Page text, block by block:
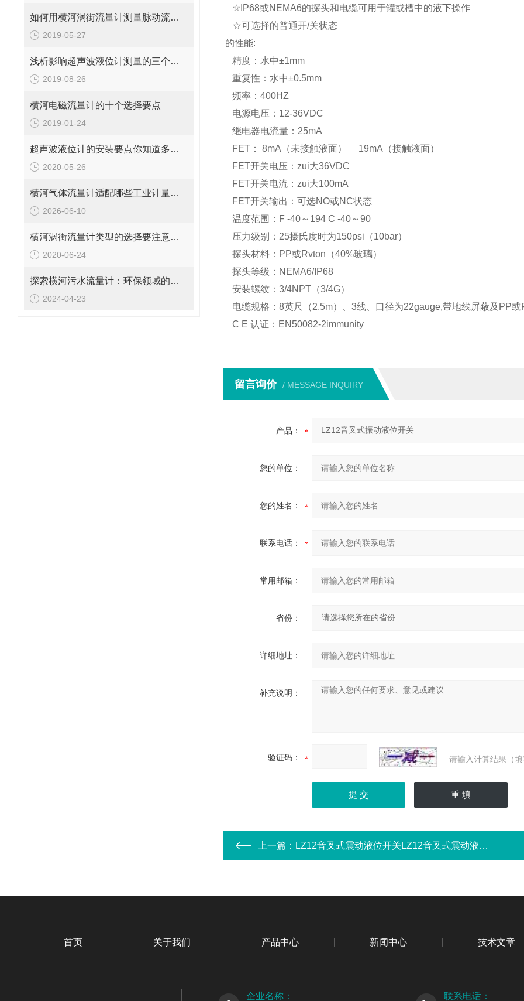
如何用横河涡街流量计测量脉动流流量呢？
2019-05-27
浅析影响超声波液位计测量的三个因素
2019-08-26
横河电磁流量计的十个选择要点
2019-01-24
超声波液位计的安装要点你知道多少？
2020-05-26
横河气体流量计适配哪些工业计量场景？
2026-06-10
横河涡街流量计类型的选择要注意以下几点
2020-06-24
探索横河污水流量计：环保领域的智能设备
2024-04-23
☆ IP68或NEMA6的探头和电缆可用于罐或槽中的液下操作
☆可选择的普通开/关状态
的性能:
精度：水中±1mm
重复性：水中±0.5mm
频率： 400HZ
电源电压： 12-36VDC
继电器电流量： 25mA
FET ： 8mA （未接触液面） 19mA （接触液面）
FET开关电压：zui大36VDC
FET开关电流：zui大100mA
FET开关输出：可选NO或NC状态
温度范围： F -40～ 194 C -40～90
压力级别： 25摄氏度时为150psi （10bar）
探头材料： PP或Rvton（40%玻璃）
探头等级： NEMA6/IP68
安装螺纹： 3/4NPT （3/4G）
电缆规格： 8英尺（2.5m）、 3线、口径为22gauge,带地线屏蔽及 PP或
C E 认证： EN50082-2immunity
留言询价 / MESSAGE INQUIRY
产品：
您的单位：
您的姓名：
联系电话：
常用邮箱：
省份：
详细地址：
补充说明：
验证码： 请输入计算结果（
上一篇： LZ12音叉式震动液位开关LZ12音叉式震动液位开关
首页 关于我们 产品中心 新闻中心 技术文章
企业名称： 联系电话：